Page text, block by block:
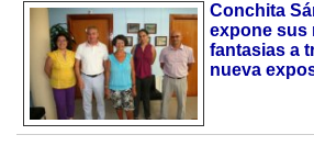
Conchita
expone sus
fantasias a
nueva